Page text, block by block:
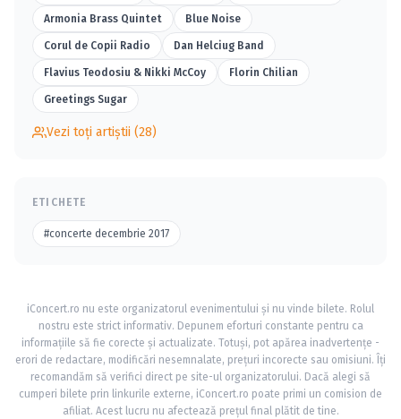
Armonia Brass Quintet Blue Noise
Corul de Copii Radio Dan Helciug Band
Flavius Teodosiu & Nikki McCoy Florin Chilian
Greetings Sugar
Vezi toți artiștii (28)
ETICHETE
#concerte decembrie 2017
iConcert.ro nu este organizatorul evenimentului și nu vinde bilete. Rolul
nostru este strict informativ. Depunem eforturi constante pentru ca
informațiile să fie corecte și actualizate. Totuși, pot apărea inadvertențe -
erori de redactare, modificări nesemnalate, prețuri incorecte sau omisiuni. Îți
recomandăm să verifici direct pe site-ul organizatorului. Dacă alegi să
cumperi bilete prin linkurile externe, iConcert.ro poate primi un comision de
afiliat. Acest lucru nu afectează prețul final plătit de tine.